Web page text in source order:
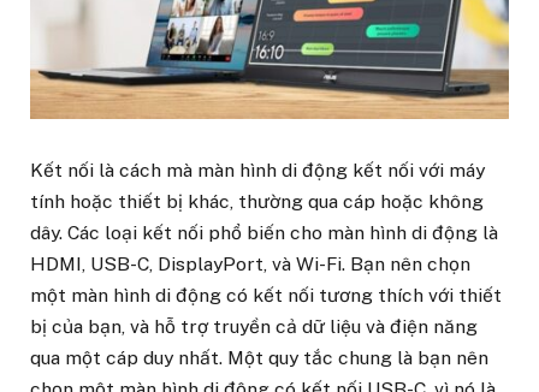
Kết nối là cách mà màn hình di động kết nối với máy
tính hoặc thiết bị khác, thường qua cáp hoặc không
dây. Các loại kết nối phổ biến cho màn hình di động là
HDMI, USB-C, DisplayPort, và Wi-Fi. Bạn nên chọn
một màn hình di động có kết nối tương thích với thiết
bị của bạn, và hỗ trợ truyền cả dữ liệu và điện năng
qua một cáp duy nhất. Một quy tắc chung là bạn nên